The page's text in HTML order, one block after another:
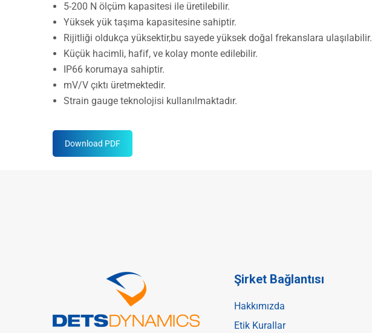
5-200 N ölçüm kapasitesi ile üretilebilir.
Yüksek yük taşıma kapasitesine sahiptir.
Rijitliği oldukça yüksektir,bu sayede yüksek doğal frekanslara ulaşılabilir.
Küçük hacimli, hafif, ve kolay monte edilebilir.
IP66 korumaya sahiptir.
mV/V çıktı üretmektedir.
Strain gauge teknolojisi kullanılmaktadır.
Download PDF
Şirket Bağlantısı
Hakkımızda
Etik Kurallar